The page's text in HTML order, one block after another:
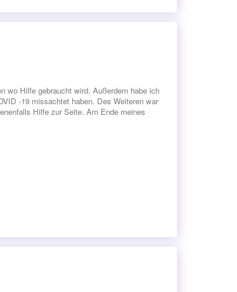
wo Hilfe gebraucht wird. Außerdem habe ich
-19 missachtet haben. Des Weiteren war
Hilfe zur Seite. Am Ende meines